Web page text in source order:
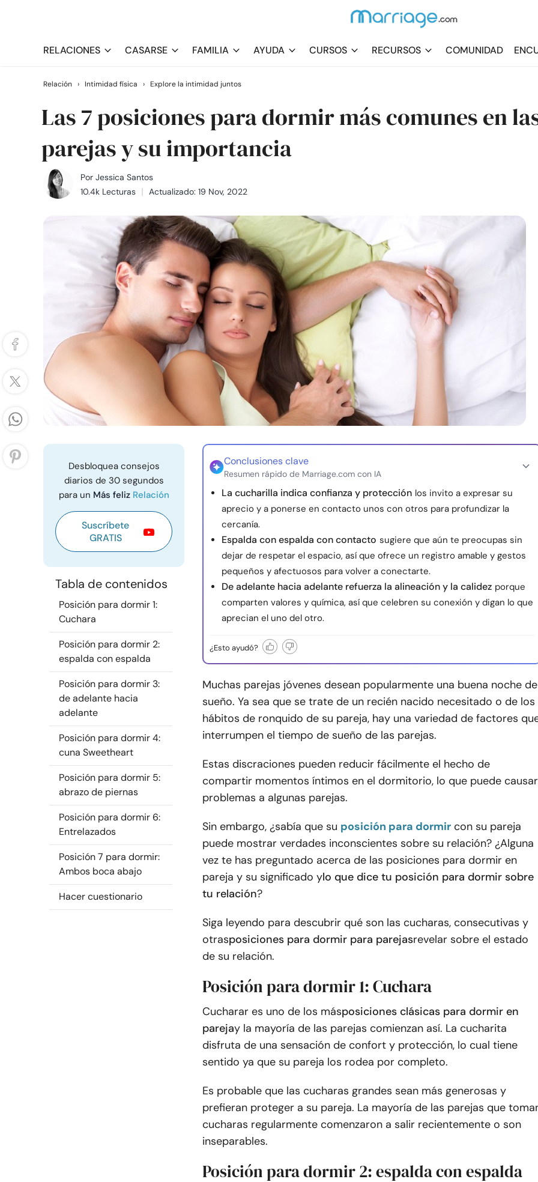
RELACIONES CASARSE FAMILIA AYUDA CURSOS RECURSOS COMUNIDAD
Relación › Intimidad física › Explore la intimidad juntos
Las 7 posiciones para dormir más comunes en
parejas y su importancia
Por Jessica Santos
10.4k Lecturas
Actualizado: 19 Nov, 2022
Desbloquea consejos
diarios de 30 segundos
para un Más feliz Relación
Suscríbete
GRATIS
Tabla de contenidos
Posición para dormir 1:
Cuchara
Posición para dormir 2:
espalda con espalda
Posición para dormir 3:
de adelante hacia
adelante
Posición para dormir 4:
cuna Sweetheart
Posición para dormir 5:
abrazo de piernas
Posición para dormir 6:
Entrelazados
Posición 7 para dormir:
Ambos boca abajo
Hacer cuestionario
Conclusiones clave
Resumen rápido de Marriage.com con IA
La cucharilla indica confianza y protección los invito a expresar su
aprecio y a ponerse en contacto unos con otros para profundizar la
cercanía.
Espalda con espalda con contacto sugiere que aún te preocupas sin
dejar de respetar el espacio, así que ofrece un registro amable y gestos
pequeños y afectuosos para volver a conectarte.
De adelante hacia adelante refuerza la alineación y la calidez porque
comparten valores y química, así que celebren su conexión y digan lo que
aprecian el uno del otro.
¿Esto ayudó?
Muchas parejas jóvenes desean popularmente una buena noche de
sueño. Ya sea que se trate de un recién nacido necesitado o de los
hábitos de ronquido de su pareja, hay una variedad de factores
interrumpen el tiempo de sueño de las parejas.
Estas discraciones pueden reducir fácilmente el hecho de
compartir momentos íntimos en el dormitorio, lo que puede causar
problemas a algunas parejas.
Sin embargo, ¿sabía que su posición para dormir con su pareja
puede mostrar verdades inconscientes sobre su relación? ¿Alguna
vez te has preguntado acerca de las posiciones para dormir en
pareja y su significado ylo que dice tu posición para dormir sobre
tu relación?
Siga leyendo para descubrir qué son las cucharas, consecutivas y
otrasposiciones para dormir para parejasrevelar sobre el estado
de su relación.
Posición para dormir 1: Cuchara
Cucharar es uno de los másposiciones clásicas para dormir en
parejay la mayoría de las parejas comienzan así. La cucharita
disfruta de una sensación de confort y protección, lo cual tiene
sentido ya que su pareja los rodea por completo.
Es probable que las cucharas grandes sean más generosas y
prefieran proteger a su pareja. La mayoría de las parejas que
cucharas regularmente comenzaron a salir recientemente o son
inseparables.
Posición para dormir 2: espalda con espalda